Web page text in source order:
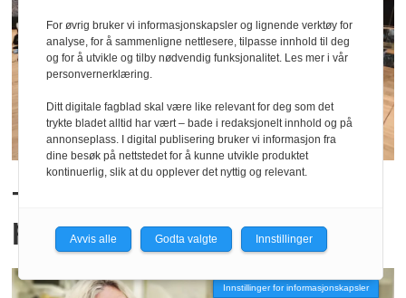
– KI setter oss i en unik
posisjon
Innstillinger for informasjonskapsler
For øvrig bruker vi informasjonskapsler og lignende verktøy for
analyse, for å sammenligne nettlesere, tilpasse innhold til deg
og for å utvikle og tilby nødvendig funksjonalitet. Les mer i vår
personvernerklæring.
Ditt digitale fagblad skal være like relevant for deg som det
trykte bladet alltid har vært – bade i redaksjonelt innhold og på
annonseplass. I digital publisering bruker vi informasjon fra
dine besøk på nettstedet for å kunne utvikle produktet
kontinuerlig, slik at du opplever det nyttig og relevant.
Avvis alle Godta valgte Innstillinger